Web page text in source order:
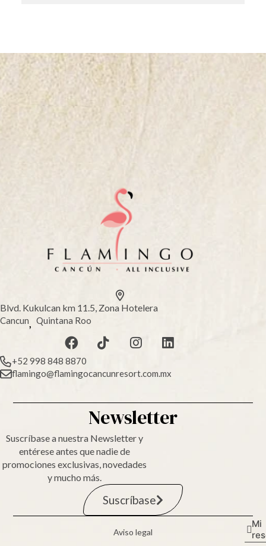
Blvd. Kukulcan km 11.5, Zona Hotelera
Cancun Quintana Roo
+52 998 848 8870
flamingo@flamingocancunresort.com.mx
Newsletter
Suscríbase a nuestra Newsletter y
entérese antes que nadie de
promociones exclusivas, novedades
y mucho más.
Suscríbase
Aviso legal
Mi